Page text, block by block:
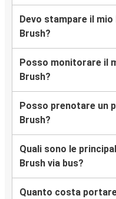
Devo stampare il
Brush?
Posso monitorare il
Brush?
Posso prenotare un
Brush?
Quali sono le
Brush via bus?
Quanto costa